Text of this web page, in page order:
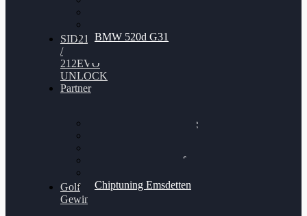
BMW 520d G31
SID212
/
212EVO
UNLOCK
Partner
Bilgenroth Performance
Chiptuning Schüttorf
Chiptuning Emsdetten
Golf
Gewinnspiel